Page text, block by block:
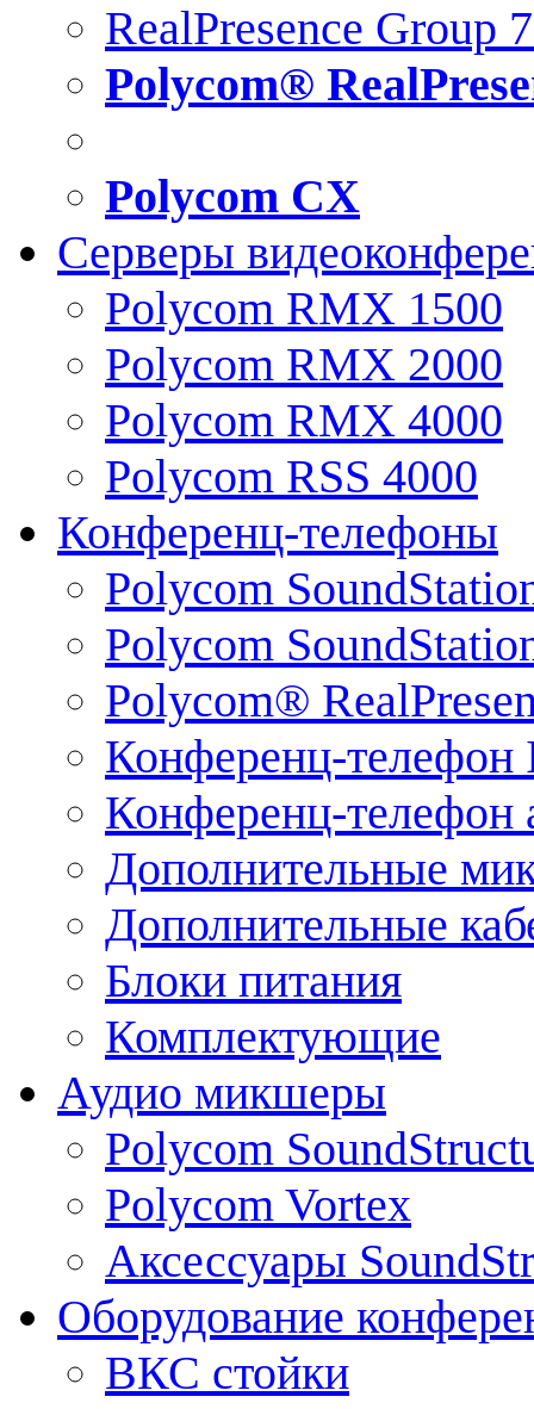
RealPresence Group
Polycom®
Polycom CX
Серверы
Polycom RMX 1500
Polycom RMX 2000
Polycom RMX 4000
Polycom RSS 4000
Конференц-телефоны
Polycom
Polycom
Polycom®
Конференц-телефон
Конференц-телефон
Дополнительные
Дополнительные
Блоки питания
Комплектующие
Аудио микшеры
Polycom
Polycom Vortex
Аксессуары
Оборудование
ВКС стойки